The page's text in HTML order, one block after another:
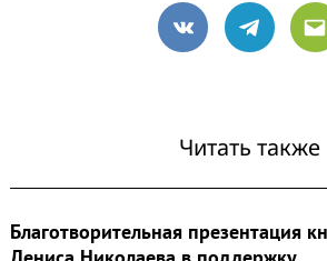
VK
Читать также
Благотворительная презентация